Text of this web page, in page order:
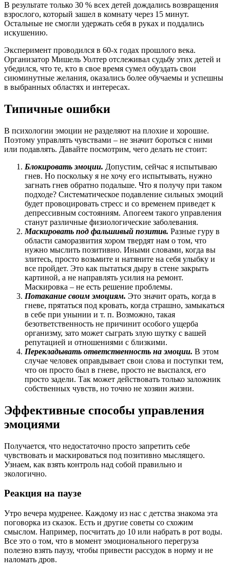
В результате только 30 % всех детей дождались возвращения
взрослого, который зашел в комнату через 15 минут.
Остальные не смогли удержать себя в руках и поддались
искушению.
Эксперимент проводился в 60-х годах прошлого века.
Организатор Мишель Уолтер отслеживал судьбу этих детей и
убедился, что те, кто в свое время сумел обуздать свои
сиюминутные желания, оказались более обучаемы и успешны
в выбранных областях и интересах.
Типичные ошибки
В психологии эмоции не разделяют на плохие и хорошие.
Поэтому управлять чувствами – не значит бороться с ними
или подавлять. Давайте посмотрим, чего делать не стоит:
Блокировать эмоции. Допустим, сейчас я испытываю
гнев. Но поскольку я не хочу его испытывать, нужно
загнать гнев обратно подальше. Что я получу при таком
подходе? Систематическое подавление сильных эмоций
будет провоцировать стресс и со временем приведет к
депрессивным состояниям. Апогеем такого управления
станут различные физиологические заболевания.
Маскировать под фальшивый позитив. Разные гуру в
области саморазвития хором твердят нам о том, что
нужно мыслить позитивно. Иными словами, когда вы
злитесь, просто возьмите и натяните на себя улыбку и
все пройдет. Это как пытаться дыру в стене закрыть
картиной, а не направлять усилия на ремонт.
Маскировка – не есть решение проблемы.
Потакание своим эмоциям. Это значит орать, когда в
гневе, прятаться под кровать, когда страшно, замыкаться
в себе при унынии и т. п. Возможно, такая
безответственность не причинит особого ущерба
организму, зато может сыграть злую шутку с вашей
репутацией и отношениями с близкими.
Перекладывать ответственность на эмоции. В этом
случае человек оправдывает свои слова и поступки тем,
что он просто был в гневе, просто не выспался, его
просто задели. Так может действовать только заложник
собственных чувств, но точно не хозяин жизни.
Эффективные способы управления
эмоциями
Получается, что недостаточно просто запретить себе
чувствовать и маскироваться под позитивно мыслящего.
Узнаем, как взять контроль над собой правильно и
экологично.
Реакция на паузе
Утро вечера мудренее. Каждому из нас с детства знакома эта
поговорка из сказок. Есть и другие советы со схожим
смыслом. Например, посчитать до 10 или набрать в рот воды.
Все это о том, что в момент эмоционального перегруза
полезно взять паузу, чтобы привести рассудок в норму и не
наломать дров.